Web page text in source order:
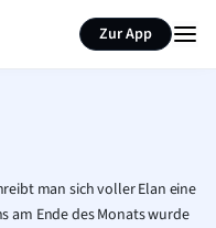
Zur App
man sich voller Elan eine
am Ende des Monats wurde
Seite zusammenfassen